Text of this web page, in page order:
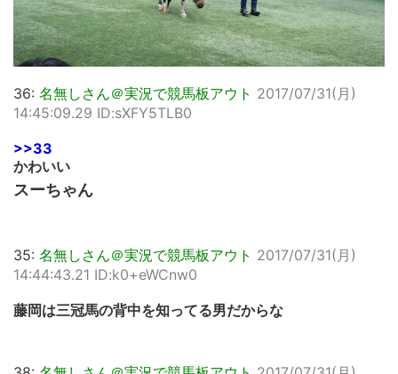
36: 名無しさん＠実況で競馬板アウト 2017/07/31(月)
14:45:09.29 ID:sXFY5TLB0
>>33
かわいい
スーちゃん
35: 名無しさん＠実況で競馬板アウト 2017/07/31(月)
14:44:43.21 ID:k0+eWCnw0
藤岡は三冠馬の背中を知ってる男だからな